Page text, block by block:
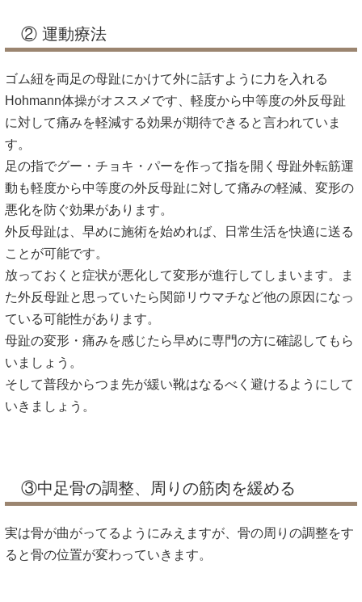
② 運動療法
ゴム紐を両足の母趾にかけて外に話すように力を入れる
Hohmann体操がオススメです、軽度から中等度の外反母趾
に対して痛みを軽減する効果が期待できると言われていま
す。
足の指でグー・チョキ・パーを作って指を開く母趾外転筋運
動も軽度から中等度の外反母趾に対して痛みの軽減、変形の
悪化を防ぐ効果があります。
外反母趾は、早めに施術を始めれば、日常生活を快適に送る
ことが可能です。
放っておくと症状が悪化して変形が進行してしまいます。ま
た外反母趾と思っていたら関節リウマチなど他の原因になっ
ている可能性があります。
母趾の変形・痛みを感じたら早めに専門の方に確認してもら
いましょう。
そして普段からつま先が緩い靴はなるべく避けるようにして
いきましょう。
③中足骨の調整、周りの筋肉を緩める
実は骨が曲がってるようにみえますが、骨の周りの調整をす
ると骨の位置が変わっていきます。